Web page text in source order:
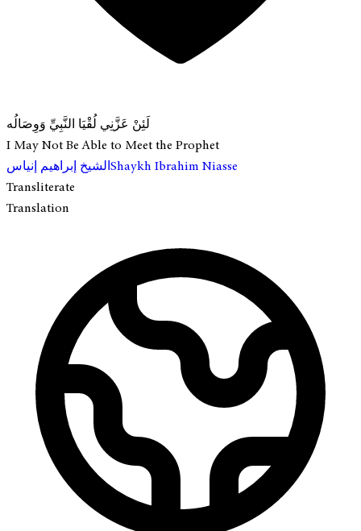
لَئِنْ عَزَّنِي لُقْيَا النَّبِيِّ وَوِصَالُه
I May Not Be Able to Meet the Prophet
الشيخ إبراهيم إنياسShaykh Ibrahim Niasse
Transliterate
Translation